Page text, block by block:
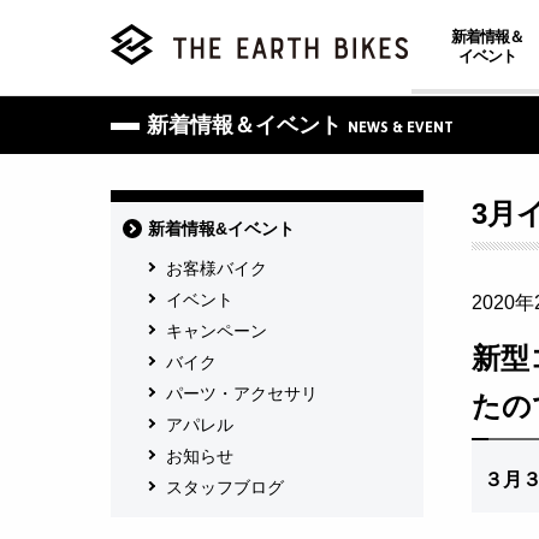
新着情報＆
イベント
新着情報＆イベント NEWS & EVENT
3月
2020
新型
たの
３ 月
新着情報&イベント
お客様バイク
イベント
キャンペーン
バイク
パーツ・アクセサリ
アパレル
お知らせ
スタッフブログ